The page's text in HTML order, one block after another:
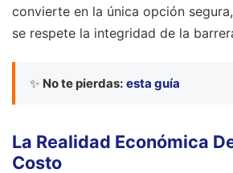
convierte en la única opción
se respete la integridad de la
✨ No te pierdas: esta guía
La Realidad Económica
Costo